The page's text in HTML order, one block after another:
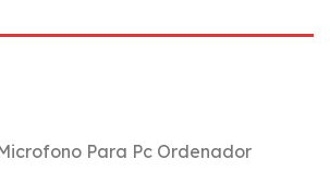
Para Pc Ordenador